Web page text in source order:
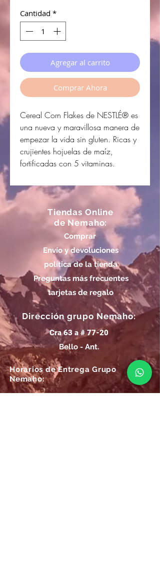
Cantidad *
Agregar al carrito
Comprar Ahora
Cereal Corn Flakes de NESTLÉ® es
una nueva y maravillosa manera de
empezar la vida sin gluten. Ricas y
crujientes hojuelas de maíz,
fortificadas con 5 vitaminas.
Tiendas Online
de Nemaho:
Comprar
Envío y devoluciones
política de la tienda
Preguntas más frecuentes
tarjetas de regalo
Dirección grupo Nemaho:
Cra 63 a # 77-20
Bello - Ant.
Horarios de Entrega Grupo
Nemaho: